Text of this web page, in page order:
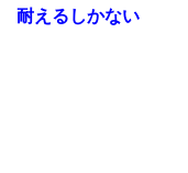
耐えるしかない